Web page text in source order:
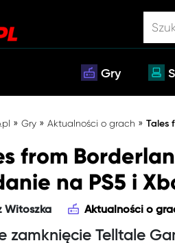
Gry
» Gry » Aktualności o grach » Tales
from
na PS5 i
Witoszka Aktualności o
zamknięcie Telltale